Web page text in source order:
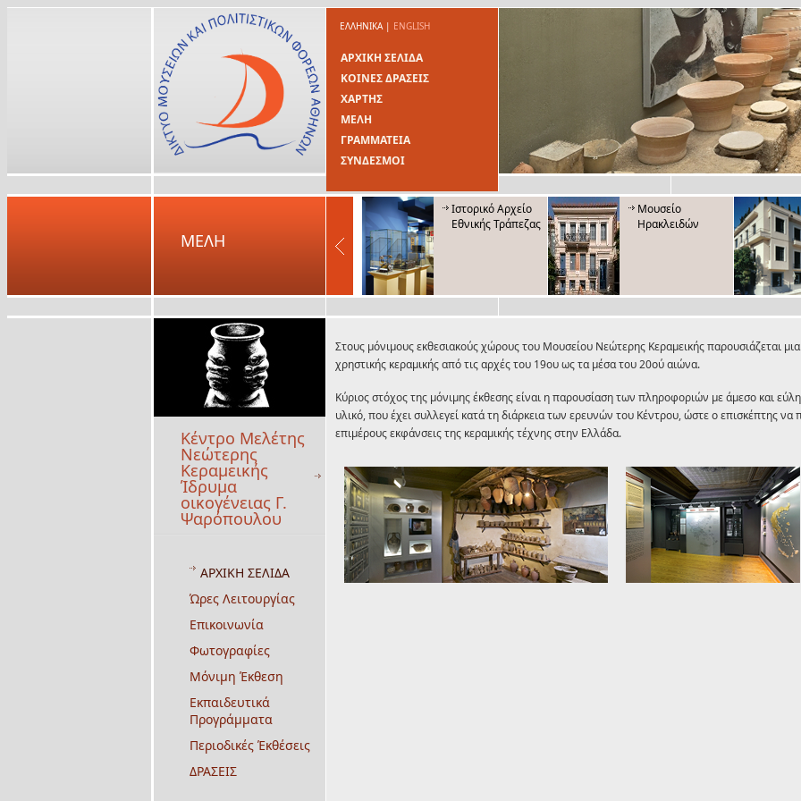
ΕΛΛΗΝΙΚΑ| ENGLISH
ΑΡΧΙΚΗ ΣΕΛΙΔΑ
ΚΟΙΝΕΣ ΔΡΑΣΕΙΣ
ΧΑΡΤΗΣ
ΜΕΛΗ
ΓΡΑΜΜΑΤΕΙΑ
ΣΥΝΔΕΣΜΟΙ
ΜΕΛΗ
Ιστορικό Αρχείο
Εθνικής Τράπεζας
Μουσείο
Ηρακλειδών
Παράδοσης
Κέντρο Μελέτης
Νεώτερης
Κεραμεικής
Ίδρυμα
οικογένειας Γ.
Ψαρόπουλου
ΑΡΧΙΚΗ ΣΕΛΙΔΑ
Ώρες Λειτουργίας
Επικοινωνία
Φωτογραφίες
Μόνιμη Έκθεση
Εκπαιδευτικά
Προγράμματα
Περιοδικές Έκθέσεις
ΔΡΑΣΕΙΣ
Στους μόνιμους εκθεσιακούς χώρους του Mουσείου Nεώτερης Kεραμεικής παρουσιάζεται
χρηστικής κεραμικής από τις αρχές του 19ου ως τα μέσα του 20ού αιώνα.
Kύριος στόχος της μόνιμης έκθεσης είναι η παρουσίαση των πληροφοριών με άμεσο και
υλικό, που έχει συλλεγεί κατά τη διάρκεια των ερευνών του Kέντρου, ώστε ο επισκέπτης να
επιμέρους εκφάνσεις της κεραμικής τέχνης στην Eλλάδα.